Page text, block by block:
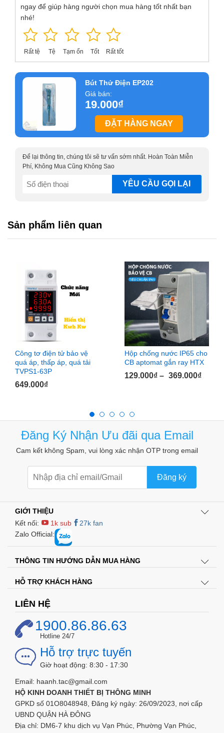
Thông số sản phẩm:
Tay cầm làm bằng nhựa trong suốt có đèn LED báo hiệu
đầu tua-vít 2 cạnh
ngay để giúp hàng người chọn mua hàng tốt nhất bạn
nhé!
Rất tệ Tệ Tạm ổn Tốt Rất tốt
Bút Thử Điện EP202
Giá bán:
19.000₫
ĐẶT HÀNG NGAY
Để lại thông tin, chúng tôi sẽ tư vấn sớm nhất. Hoàn Toàn Miễn
Phí, Không Mua Cũng Không Sao
SĐT
Sản phẩm liên quan
Công tơ điện tử bảo vệ
quá áp, thấp áp, quá tải
TVPS1-63P
649.000₫
Hộp chống nước IP65 cho
CB aptomat gắn ray HTX
129.000₫ – 369.000₫
Đăng Ký Nhận Ưu đãi qua Email
Cam kết không Spam, vui lòng xác nhận OTP trong email
Đăng ký
GIỚI THIỆU
Kết nối:
1k sub
27k fan
Zalo Official:
THÔNG TIN HƯỚNG DẪN MUA HÀNG
HỖ TRỢ KHÁCH HÀNG
LIÊN HỆ
1900.86.86.63
Hotline 24/7
Hỗ trợ trực tuyến
Giờ hoạt động: 8:30 - 17:30
Email: haanh.tac@gmail.com
HỘ KINH DOANH THIẾT BỊ THÔNG MINH
GPKD số 01O8048948, Đăng ký ngày: 26/09/2023, nơi cấp
UBND QUẬN HÀ ĐÔNG
Địa chỉ: DM6-7 khu dịch vụ Vạn Phúc, Phường Vạn Phúc,